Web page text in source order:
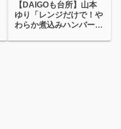
【DAIGOも台所】山本
ゆり「レンジだけで！や
わらか煮込みハンバー